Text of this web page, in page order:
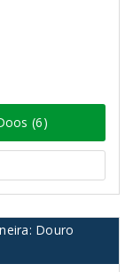
(6)
Douro